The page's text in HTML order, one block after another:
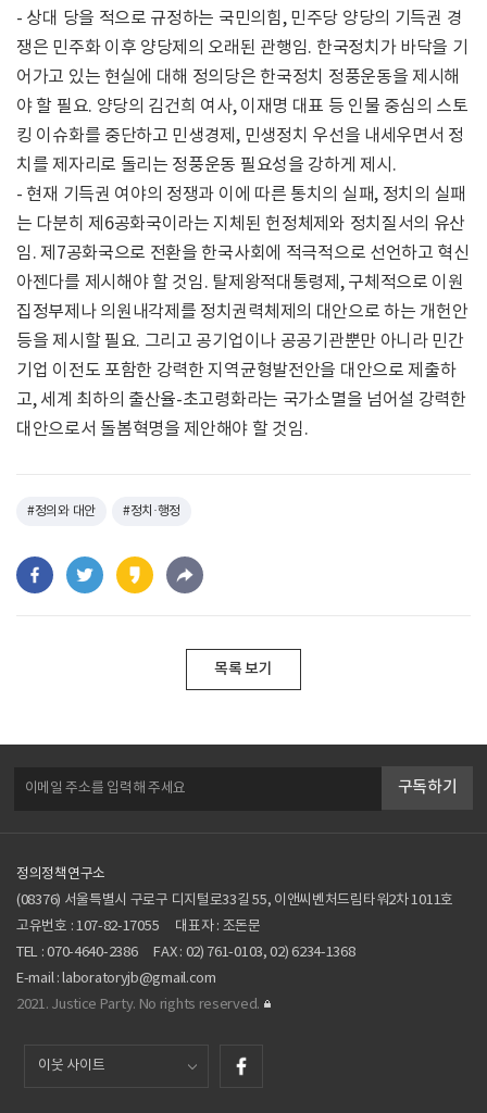
- 상대 당을 적으로 규정하는 국민의힘, 민주당 양당의 기득권 경
쟁은 민주화 이후 양당제의 오래된 관행임. 한국정치가 바닥을 기
어가고 있는 현실에 대해 정의당은 한국정치 정풍운동을 제시해
야 할 필요. 양당의 김건희 여사, 이재명 대표 등 인물 중심의 스토
킹 이슈화를 중단하고 민생경제, 민생정치 우선을 내세우면서 정
치를 제자리로 돌리는 정풍운동 필요성을 강하게 제시.
- 현재 기득권 여야의 정쟁과 이에 따른 통치의 실패, 정치의 실패
는 다분히 제6공화국이라는 지체된 헌정체제와 정치질서의 유산
임. 제7공화국으로 전환을 한국사회에 적극적으로 선언하고 혁신
아젠다를 제시해야 할 것임. 탈제왕적대통령제, 구체적으로 이원
집정부제나 의원내각제를 정치권력체제의 대안으로 하는 개헌안
등을 제시할 필요. 그리고 공기업이나 공공기관뿐만 아니라 민간
기업 이전도 포함한 강력한 지역균형발전안을 대안으로 제출하
고, 세계 최하의 출산율-초고령화라는 국가소멸을 넘어설 강력한
대안으로서 돌봄혁명을 제안해야 할 것임.
#정의와 대안 #정치·행정
목록 보기
구독하기
정의정책연구소
(08376) 서울특별시 구로구 디지털로33길 55, 이앤씨벤처드림타워2차 1011호
고유번호 : 107-82-17055
대표자 : 조돈문
TEL :070-4640-2386
FAX : 02) 761-0103, 02) 6234-1368
E-mail :laboratoryjb@gmail.com
2021. Justice Party. No rights reserved.